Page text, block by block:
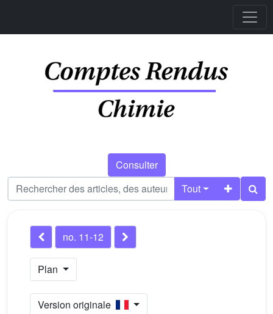
Consulter
Tout
no. 11-12
Plan
Version originale